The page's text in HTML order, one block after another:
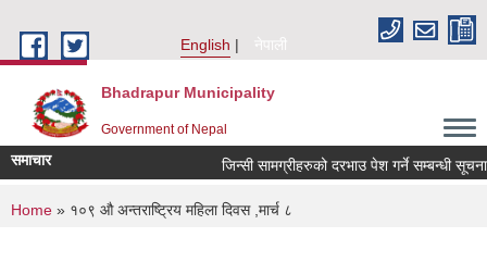
English
नेपाली
Bhadrapur Municipality
Government of Nepal
समाचार जिन्सी सामग्रीहरुको दरभाउ पेश गर्ने सम्बन्धी सूचना
You are here
Home » १०९ औ अन्तराष्ट्रिय महिला दिवस ,मार्च ८